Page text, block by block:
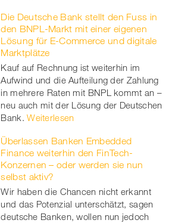
Die Deutsche Bank stellt den Fuss in
den BNPL-Markt mit einer eigenen
Lösung für E-Commerce und digitale
Marktplätze
Kauf auf Rechnung ist weiterhin im
Aufwind und die Aufteilung der Zahlung
in mehrere Raten mit BNPL kommt an –
neu auch mit der Lösung der Deutschen
Bank. Weiterlesen
Überlassen Banken Embedded
Finance weiterhin den FinTech-
Konzernen – oder werden sie nun
selbst aktiv?
Wir haben die Chancen nicht erkannt
und das Potenzial unterschätzt, sagen
deutsche Banken, wollen nun jedoch